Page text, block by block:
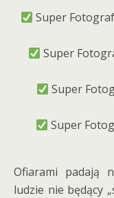
Super
Super
Super
Super
Ofiarami padają
ludzie nie będący